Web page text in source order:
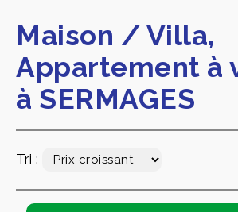
Maison / Villa,
Appartement à
à SERMAGES
Tri :